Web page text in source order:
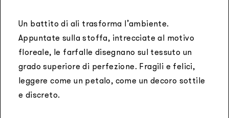
Un battito di ali trasforma l’ambiente.
Appuntate sulla stoffa, intrecciate al motivo
floreale, le farfalle disegnano sul tessuto un
grado superiore di perfezione. Fragili e felici,
leggere come un petalo, come un decoro sottile
e discreto.